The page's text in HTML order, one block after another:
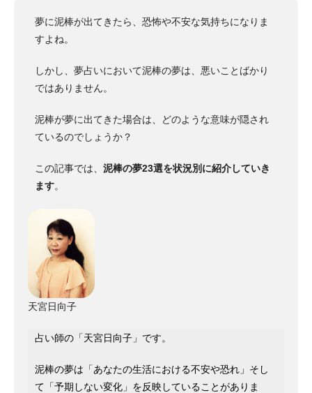
夢に泥棒が出てきたら、恐怖や不安な気持ちになりま
すよね。
しかし、夢占いにおいて泥棒の夢は、悪いことばかり
ではありません。
泥棒が夢に出てきた場合は、どのような意味が隠され
ているのでしょうか？
この記事では、 泥棒の夢23選を状況別に紹介していき
ます。
天宮日向子
占い師の「天宮日向子」です。
泥棒の夢は「あなたの生活における不安や恐れ」そし
て「予期しない変化」を反映していることがありま